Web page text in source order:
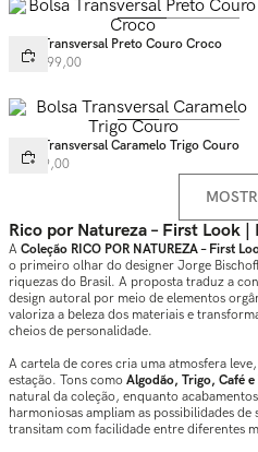
Bolsa Transversal Preto Couro Croco
R$ 1 399,00
Bolsa Transversal Caramelo Trigo Couro
R$ 899,00
Rico por Natureza – First Look |
A Coleção RICO POR NATUREZA – First
o primeiro olhar do designer Jorge
riquezas do Brasil. A proposta traduz a
design autoral por meio de elementos
valoriza a beleza dos materiais e
cheios de personalidade.
A cartela de cores cria uma atmosfera
estação. Tons como Algodão, Trigo, Café
natural da coleção, enquanto
harmoniosas ampliam as possibilidades
transitam com facilidade entre diferentes